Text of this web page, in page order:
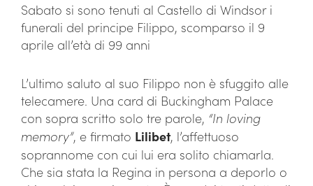
Sabato si sono tenuti al Castello di Windsor i
funerali del principe Filippo, scomparso il 9
aprile all’età di 99 anni
L’ultimo saluto al suo Filippo non è sfuggito alle
telecamere. Una card di Buckingham Palace
con sopra scritto solo tre parole, “In loving
memory”, e firmato Lilibet, l’affettuoso
soprannome con cui lui era solito chiamarla.
Che sia stata la Regina in persona a deporlo o